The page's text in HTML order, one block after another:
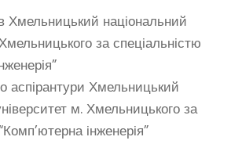
Хмельницький національний
за спеціальністю
аспірантури Хмельницький
м. Хмельницького за
інженерія”